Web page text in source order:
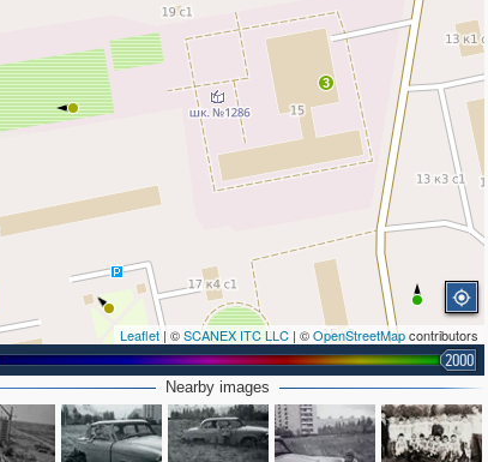
3
Leaflet | ©SCANEX ITC LLC | ©OpenStreetMapcontributors
2000
Nearby images